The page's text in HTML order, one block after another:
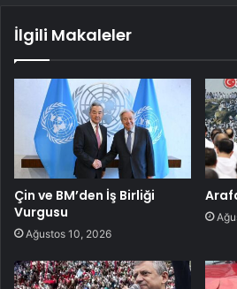
İlgili Makaleler
Çin ve BM’den İş Birliği
Vurgusu
Ağustos 10, 2026